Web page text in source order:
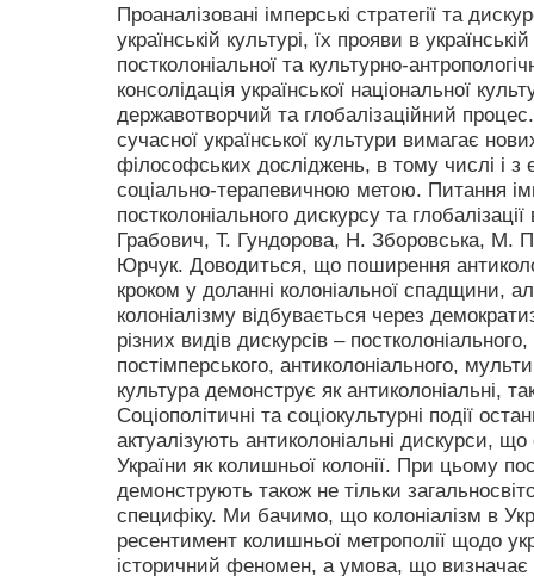
Проаналізовані імперські стратегії та
українській культурі, їх прояви в
постколоніальної та культурно-
консолідація української національної
державотворчий та глобалізаційний
сучасної української культури вимагає
філософських досліджень, в тому числі і
соціально-терапевичною метою. Питання
постколоніального дискурсу та
Грабович, Т. Гундорова, Н. Зборовська,
Юрчук. Доводиться, що поширення
кроком у доланні колоніальної спадщини,
колоніалізму відбувається через
різних видів дискурсів –
постімперського, антиколоніального,
культура демонструє як антиколоніальні,
Соціополітичні та соціокультурні події
актуалізують антиколоніальні дискурси,
України як колишньої колонії. При цьому
демонструють також не тільки
специфіку. Ми бачимо, що колоніалізм в
ресентимент колишньої метрополії щодо
історичний феномен, а умова, що визначає